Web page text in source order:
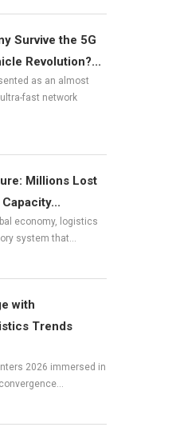
Survive the 5G
Revolution?...
as an almost
fast network
Millions Lost
economy, logistics
system that…
with
Trends
2026 immersed in